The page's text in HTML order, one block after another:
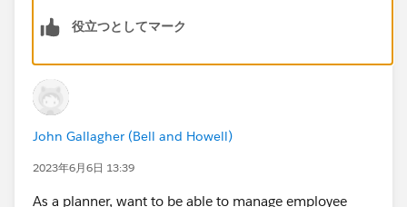
役立つとしてマーク
John Gallagher (Bell and Howell)
2023年6月6日 13:39
As a planner, want to be able to manage employee